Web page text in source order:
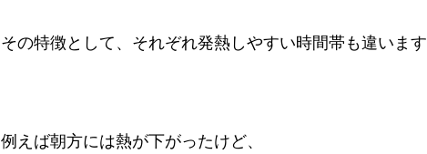
その特徴として、それぞれ発熱しやすい時間帯も違います
例えば朝方には熱が下がったけど、